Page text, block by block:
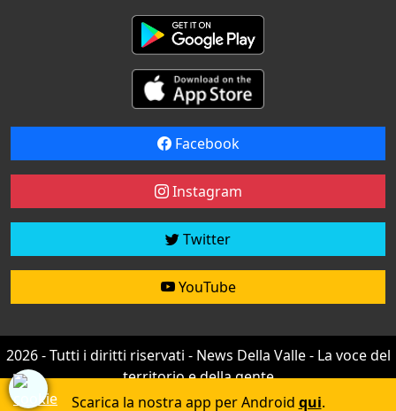
Facebook
Instagram
Twitter
YouTube
2026 - Tutti i diritti riservati - News Della Valle - La voce del
territorio e della gente
Credit by efree
Scarica la nostra app per Android qui.